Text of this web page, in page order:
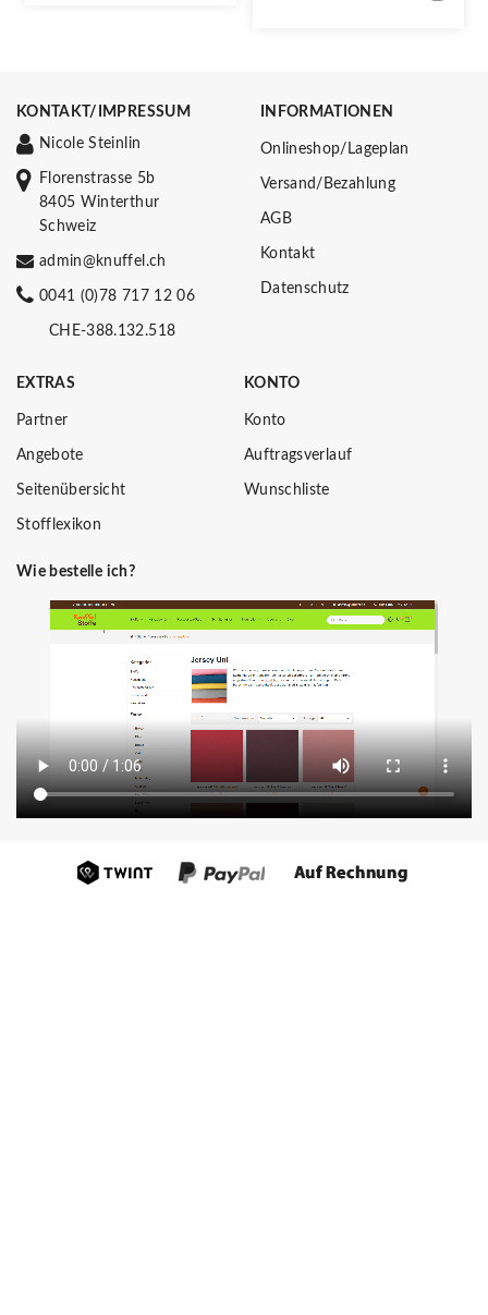
KONTAKT/IMPRESSUM
Nicole Steinlin
Florenstrasse 5b
8405 Winterthur
Schweiz
admin@knuffel.ch
0041 (0)78 717 12 06
CHE-388.132.518
INFORMATIONEN
Onlineshop/Lageplan
Versand/Bezahlung
AGB
Kontakt
Datenschutz
EXTRAS
Partner
Angebote
Seitenübersicht
Stofflexikon
KONTO
Konto
Auftragsverlauf
Wunschliste
Wie bestelle ich?